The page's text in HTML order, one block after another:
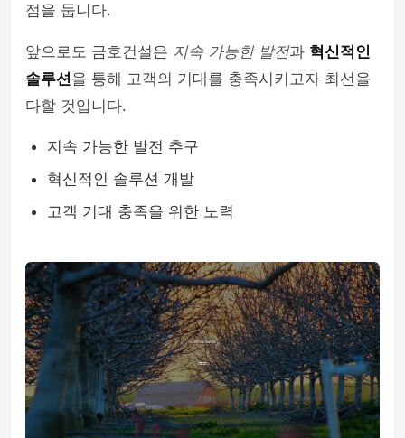
점을 둡니다.
앞으로도 금호건설은 지속 가능한 발전과 혁신적인
솔루션을 통해 고객의 기대를 충족시키고자 최선을
다할 것입니다.
지속 가능한 발전 추구
혁신적인 솔루션 개발
고객 기대 충족을 위한 노력